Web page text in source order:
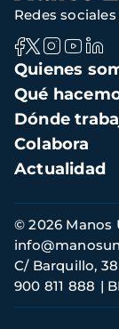
Navegación
principal
Quienes
Qué
Dónde
Colabora
Actualidad
Redes sociales
Información
de
contacto
© 2026 Manos
C/ Barquillo,
900 811 888